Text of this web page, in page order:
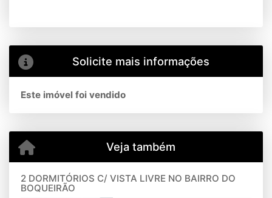
Solicite mais informações
Este imóvel foi vendido
Veja também
2 DORMITÓRIOS C/ VISTA LIVRE NO BAIRRO DO
BOQUEIRÃO